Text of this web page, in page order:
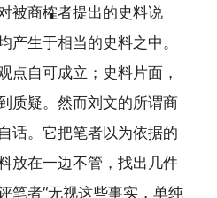
被商榷者提出的史料说
产生于相当的史料之中。
点自可成立；史料片面，
质疑。然而刘文的所谓商
话。它把笔者以为依据的
放在一边不管，找出几件
笔者“无视这些事实，单纯